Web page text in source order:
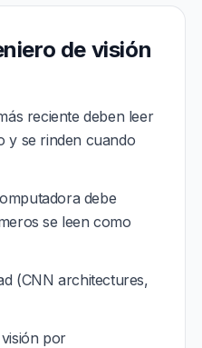
de visión
reciente deben leer
y se rinden cuando
debe
se leen como
(CNN architectures,
por